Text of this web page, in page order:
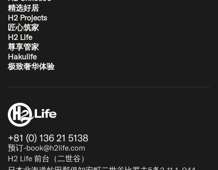
精选好居
H2 Projects
匠心筑家
H2 Life
尊享管家
Hakulife
极致奢华体验
+81 (0) 136 21 5138
预订-book@h2life.com
H2 Life 前台（二世谷）